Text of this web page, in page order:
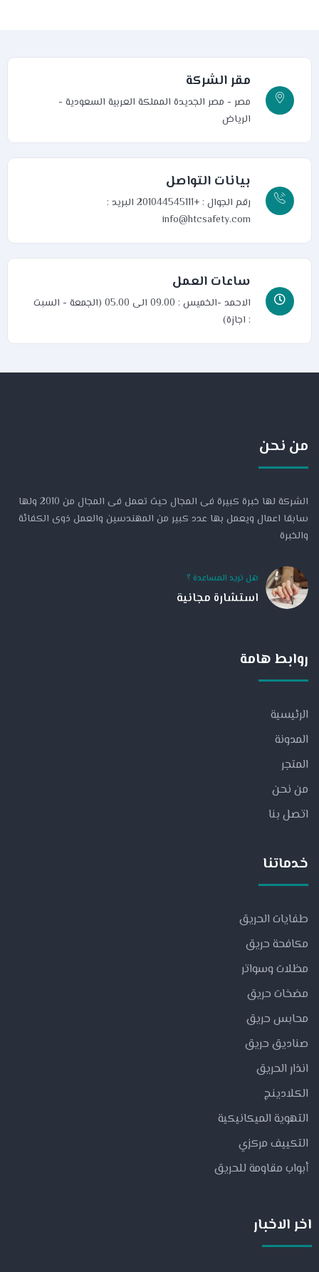
مقر الشركة
مصر - مصر الجديدة المملكة العربية السعودية -
الرياض
بيانات التواصل
رقم الجوال : +201044545111
البريد :
info@htcsafety.com
ساعات العمل
الاحمد -الخميس : 09.00 الى 05.00 (الجمعة - السبت
: اجازة)
من نحن
الشركة لها خبرة كبيرة فى المجال حيث تعمل فى المجال من 2010 ولها
سابقا اعمال ويعمل بها عدد كبير من المهندسين والعمل ذوى الكفائة
والخبرة
هل تريد المساعدة ؟
استشارة مجانية
روابط هامة
الرئيسية
المدونة
المتجر
من نحن
اتصل بنا
خدماتنا
طفايات الحريق
مكافحة حريق
مظلات وسواتر
مضخات حريق
محابس حريق
صناديق حريق
انذار الحريق
الكلادينج
التهوية الميكانيكية
التكييف مركزي
أبواب مقاومة للحريق
اخر الاخبار